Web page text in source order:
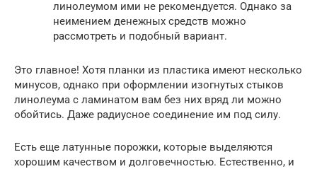
линолеумом ими не рекомендуется. Однако за
неимением денежных средств можно
рассмотреть и подобный вариант.
Это главное! Хотя планки из пластика имеют несколько
минусов, однако при оформлении изогнутых стыков
линолеума с ламинатом вам без них вряд ли можно
обойтись. Даже радиусное соединение им под силу.
Есть еще латунные порожки, которые выделяются
хорошим качеством и долговечностью. Естественно, и